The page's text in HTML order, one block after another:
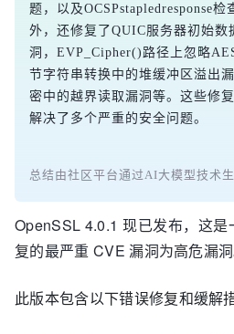
题，以及OCSPstapledresponse
外，还修复了QUIC服务器初始
洞，EVP_Cipher()路径上忽略
节字符串转换中的堆缓冲区溢出
密中的越界读取漏洞等。这些修
解决了多个严重的安全问题。
总结由社区平台通过AI大模型技术
OpenSSL 4.0.1 现已发布，这
复的最严重 CVE 漏洞为高危漏洞
此版本包含以下错误修复和缓解措